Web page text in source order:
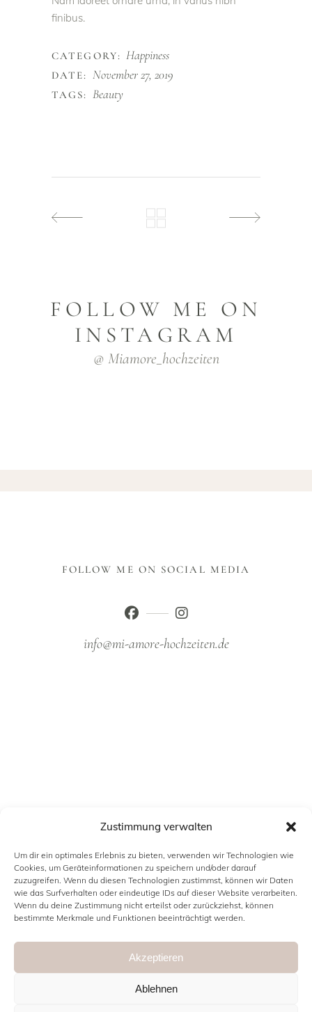
Zustimmung verwalten
Um dir ein optimales Erlebnis zu bieten, verwenden wir Technologien wie
Cookies, um Geräteinformationen zu speichern und/oder darauf
zuzugreifen. Wenn du diesen Technologien zustimmst, können wir Daten
wie das Surfverhalten oder eindeutige IDs auf dieser Website verarbeiten.
Wenn du deine Zustimmung nicht erteilst oder zurückziehst, können
bestimmte Merkmale und Funktionen beeinträchtigt werden.
Akzeptieren
Ablehnen
finibus.
CATEGORY: Happiness
DATE: November 27, 2019
TAGS: Beauty
FOLLOW ME ON
INSTAGRAM
@ Miamore_hochzeiten
FOLLOW ME ON SOCIAL MEDIA
info@mi-amore-hochzeiten.de
INFORMATIONEN
Kontakt
Impressum
Datenschutzerklärung